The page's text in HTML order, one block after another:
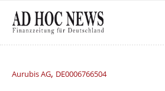
Aurubis AG, DE0006766504